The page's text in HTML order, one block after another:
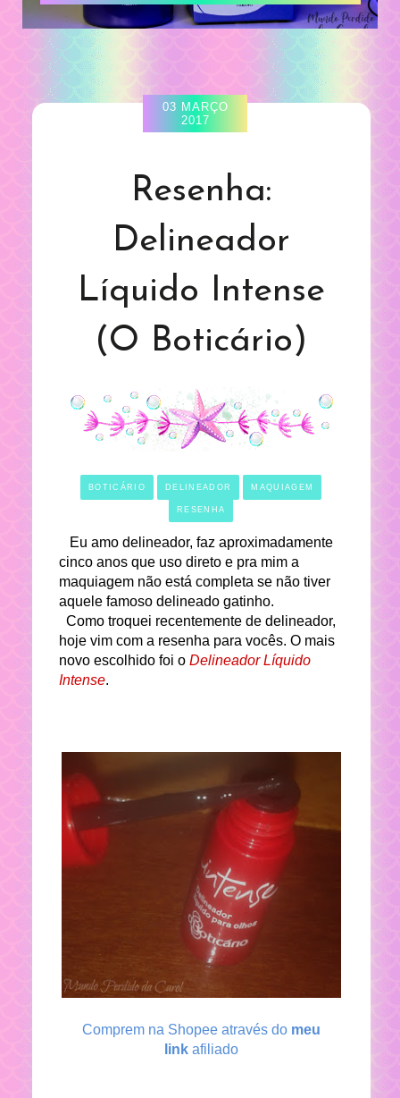
03 MARÇO
2017
Resenha:
Delineador
Líquido Intense
(O Boticário)
BOTICÁRIO DELINEADOR MAQUIAGEM
RESENHA
Eu amo delineador, faz aproximadamente
cinco anos que uso direto e pra mim a
maquiagem não está completa se não tiver
aquele famoso delineado gatinho.
Como troquei recentemente de delineador,
hoje vim com a resenha para vocês. O mais
novo escolhido foi o Delineador Líquido
Intense.
Comprem na Shopee através do meu
linkafiliado